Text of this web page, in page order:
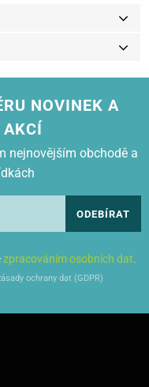
NOVINEK A
AKCÍ
nejnovějším obchodě a
ODEBÍRAT
zpracováním osobních dat.
ochrany dat (GDPR)